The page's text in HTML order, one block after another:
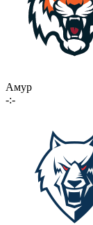
Амур
-:-